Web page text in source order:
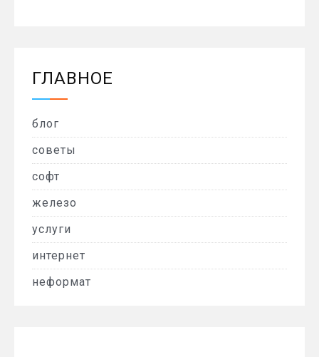
ГЛАВНОЕ
блог
советы
софт
железо
услуги
интернет
неформат